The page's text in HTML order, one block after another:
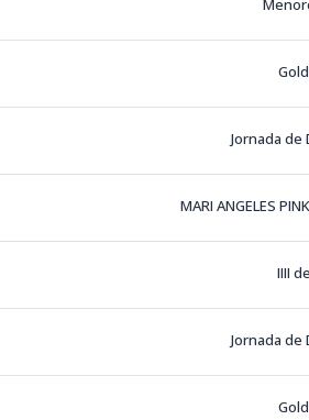
Jornada de
MARI ANGELES
IIII
Jornada de